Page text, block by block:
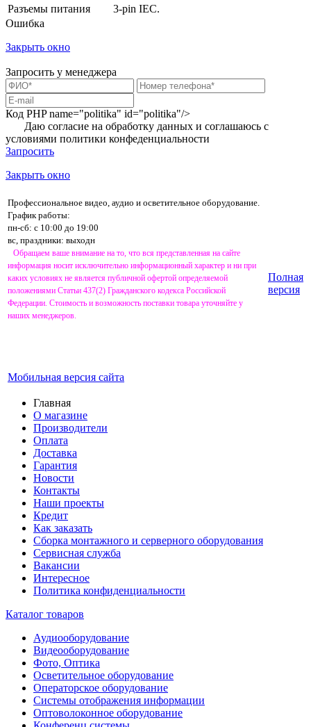
Разъемы питания
3-pin IEC.
Ошибка
Закрыть окно
Запросить у менеджера
Код PHPname="politika" id="politika"/>
Даю согласие на обработку данных и соглашаюсь с
условиями политики конфеденциальности
Запросить
Закрыть окно
Профессиональное видео, аудио и осветительное оборудование.
График работы:
пн-сб: с 10:00 до 19:00
вс, праздники: выходн
Обращаем ваше внимание на то, что вся представленная на сайте
информация носит исключительно информационный характер и ни при
каких условиях не является публичной офертой определяемой
положениями Статьи 437(2) Гражданского кодекса Российской
Федерации. Стоимость и возможность поставки товара уточняйте у
наших менеджеров.
Мобильная версия сайта
Полная
версия
Главная
О магазине
Производители
Оплата
Доставка
Гарантия
Новости
Контакты
Наши проекты
Кредит
Как заказать
Сборка монтажного и серверного оборудования
Сервисная служба
Вакансии
Интересное
Политика конфиденциальности
Каталог товаров
Аудиооборудование
Видеооборудование
Фото, Оптика
Осветительное оборудование
Операторское оборудование
Системы отображения информации
Оптоволоконное оборудование